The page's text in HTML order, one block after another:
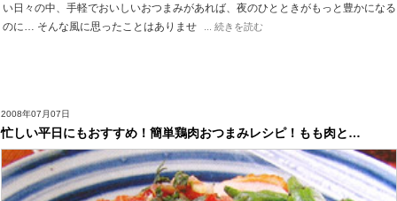
い日々の中、手軽でおいしいおつまみがあれば、夜のひとときがもっと豊かになる
のに… そんな風に思ったことはありませ
... 続きを読む
2008年07月07日
忙しい平日にもおすすめ！簡単鶏肉おつまみレシピ！もも肉と…